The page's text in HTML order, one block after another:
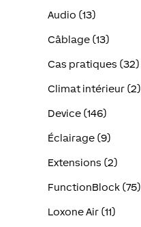
Audio (13)
Câblage (13)
Cas pratiques (32)
Climat intérieur (2)
Device (146)
Éclairage (9)
Extensions (2)
FunctionBlock (75)
Loxone Air (11)